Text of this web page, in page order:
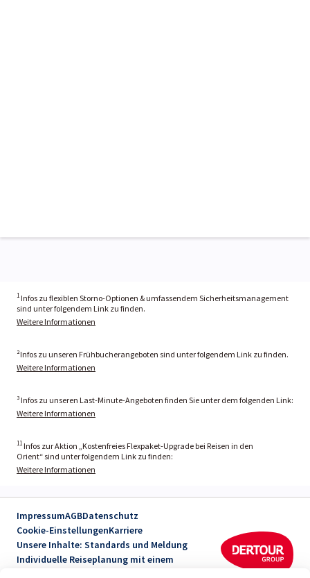
1 Infos zu flexiblen Storno-Optionen & umfassendem Sicherheitsmanagement
sind unter folgendem Link zu finden.
Weitere Informationen
²Infos zu unseren Frühbucherangeboten sind unter folgendem Link zu finden.
Weitere Informationen
³ Infos zu unseren Last-Minute-Angeboten finden Sie unter dem folgenden Link:
Weitere Informationen
11 Infos zur Aktion „Kostenfreies Flexpaket-Upgrade bei Reisen in den
Orient“ sind unter folgendem Link zu finden:
Weitere Informationen
ImpressumAGBDatenschutz
Cookie-EinstellungenKarriere
Unsere Inhalte: Standards und Meldung
Individuelle Reiseplanung mit einem